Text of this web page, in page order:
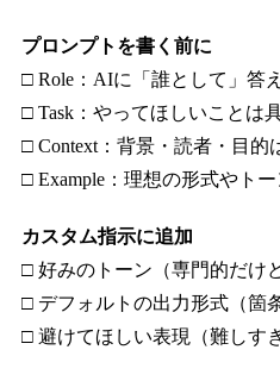
プロンプトを書く前に
□ Role：AIに「誰として」答
□ Task：やってほしいことは
□ Context：背景・読者・目的
□ Example：理想の形式やト
カスタム指示に追加
□ 好みのトーン（専門的だけ
□ デフォルトの出力形式（箇
□ 避けてほしい表現（難しす